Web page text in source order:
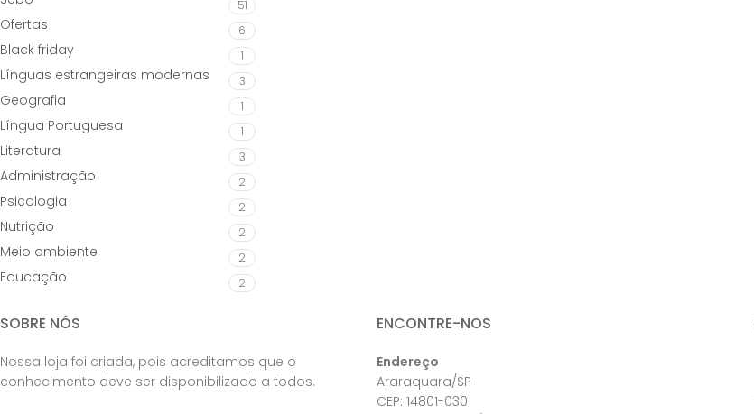
51
Ofertas 6
Black friday 1
Línguas estrangeiras modernas 3
Geografia 1
Língua Portuguesa 1
Literatura 3
Administração 2
Psicologia 2
Nutrição 2
Meio ambiente 2
Educação 2
SOBRE NÓS
Nossa loja foi criada, pois acreditamos que o
conhecimento deve ser disponibilizado a todos.
ENCONTRE-NOS
Endereço
Araraquara/SP
CEP: 14801-030